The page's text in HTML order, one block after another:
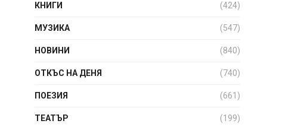
КНИГИ (424)
МУЗИКА (547)
НОВИНИ (840)
ОТКЪС НА ДЕНЯ (740)
ПОЕЗИЯ (661)
ТЕАТЪР (199)